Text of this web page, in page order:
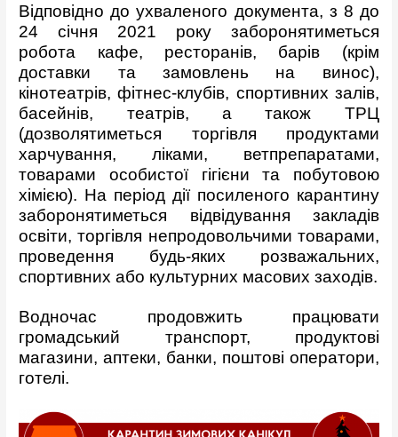
Відповідно до ухваленого документа, з 8 до
24 січня 2021 року заборонятиметься
робота кафе, ресторанів, барів (крім
доставки та замовлень на винос),
кінотеатрів, фітнес-клубів, спортивних залів,
басейнів, театрів, а також ТРЦ
(дозволятиметься торгівля продуктами
харчування, ліками, ветпрепаратами,
товарами особистої гігієни та побутовою
хімією). На період дії посиленого карантину
заборонятиметься відвідування закладів
освіти, торгівля непродовольчими товарами,
проведення будь-яких розважальних,
спортивних або культурних масових заходів.
Водночас продовжить працювати
громадський транспорт, продуктові
магазини, аптеки, банки, поштові оператори,
готелі.